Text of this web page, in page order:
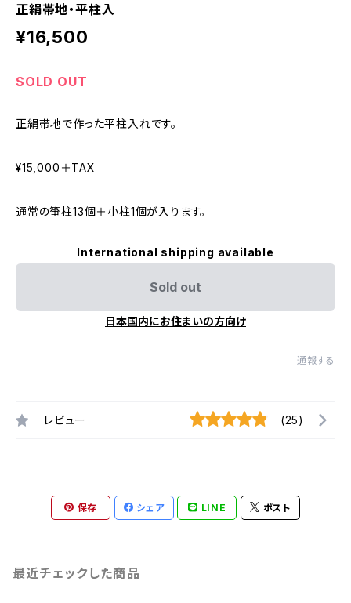
正絹帯地・平柱入
¥16,500
SOLD OUT
正絹帯地で作った平柱入れです。
¥15,000＋TAX
通常の箏柱13個＋小柱1個が入ります。
International shipping available
Sold out
日本国内にお住まいの方向け
通報する
レビュー (25)
保存 シェア LINE ポスト
最近チェックした商品